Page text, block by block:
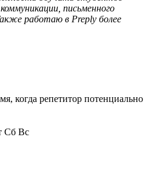
письменного
работаю в Preply более
когда репетитор потенциально
Сб Вс